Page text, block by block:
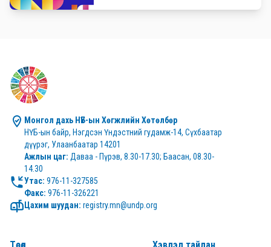
Монгол дахь НҮБ-ын Хөгжлийн Хөтөлбөр
НҮБ-ын байр, Нэгдсэн Үндэстний гудамж-14, Сүхбаатар
дүүрэг, Улаанбаатар 14201
Ажлын цаг: Даваа - Пүрэв, 8.30-17.30; Баасан, 08.30-
14.30
Утас:
Факс: 976-11-326221
Цахим шуудан: registry.mn@undp.org
Төсөл Хэвлэл тайлан